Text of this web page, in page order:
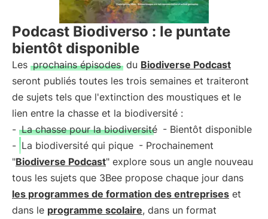
Podcast Biodiverso : le puntate
bientôt disponible
Les prochains épisodes du Biodiverse Podcast
seront publiés toutes les trois semaines et traiteront
de sujets tels que l'extinction des moustiques et le
lien entre la chasse et la biodiversité :
- La chasse pour la biodiversité - Bientôt disponible
- La biodiversité qui pique - Prochainement
"Biodiverse Podcast" explore sous un angle nouveau
tous les sujets que 3Bee propose chaque jour dans
les programmes de formation des entreprises et
dans le programme scolaire, dans un format